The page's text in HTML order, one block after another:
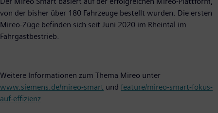
von der bisher über 180 Fahrzeuge bestellt wurden. Die ersten
Mireo-Züge befinden sich seit Juni 2020 im Rheintal im
Fahrgastbestrieb.
Weitere Informationen zum Thema Mireo unter
www.siemens.de/mireo-smart und feature/mireo-smart-fokus-
auf-effizienz